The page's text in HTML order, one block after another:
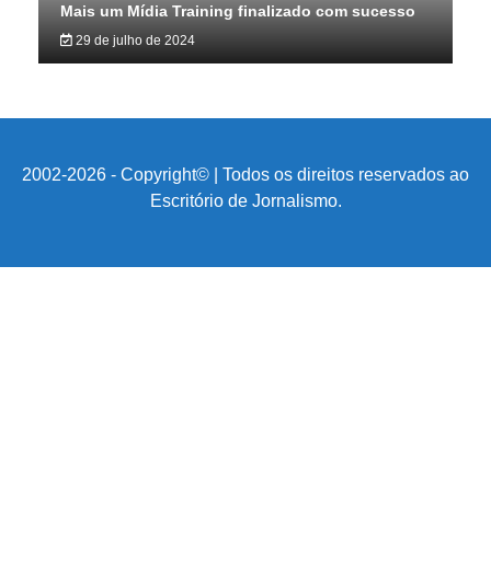
Mais um Mídia Training finalizado com sucesso
29 de julho de 2024
2002-2026 - Copyright© | Todos os direitos reservados ao
Escritório de Jornalismo.